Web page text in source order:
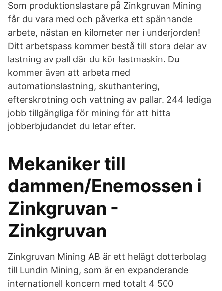
Som produktionslastare på Zinkgruvan Mining
får du vara med och påverka ett spännande
arbete, nästan en kilometer ner i underjorden!
Ditt arbetspass kommer bestå till stora delar av
lastning av pall där du kör lastmaskin. Du
kommer även att arbeta med
automationslastning, skuthantering,
efterskrotning och vattning av pallar. 244 lediga
jobb tillgängliga för mining för att hitta
jobberbjudandet du letar efter.
Mekaniker till
dammen/Enemossen i
Zinkgruvan -
Zinkgruvan
Zinkgruvan Mining AB är ett helägt dotterbolag
till Lundin Mining, som är en expanderande
internationell koncern med totalt 4 500